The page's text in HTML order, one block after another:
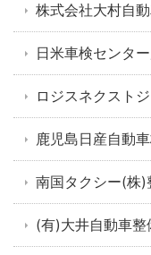
株式会社大村自
日米車検センタ
ロジスネクスト
鹿児島日産自動
南国タクシー(株)
(有)大井自動車整